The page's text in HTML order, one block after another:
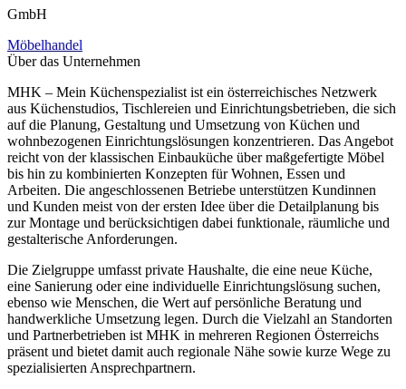
GmbH
Möbelhandel
Über das Unternehmen
MHK – Mein Küchenspezialist ist ein österreichisches Netzwerk
aus Küchenstudios, Tischlereien und Einrichtungsbetrieben, die sich
auf die Planung, Gestaltung und Umsetzung von Küchen und
wohnbezogenen Einrichtungslösungen konzentrieren. Das Angebot
reicht von der klassischen Einbauküche über maßgefertigte Möbel
bis hin zu kombinierten Konzepten für Wohnen, Essen und
Arbeiten. Die angeschlossenen Betriebe unterstützen Kundinnen
und Kunden meist von der ersten Idee über die Detailplanung bis
zur Montage und berücksichtigen dabei funktionale, räumliche und
gestalterische Anforderungen.
Die Zielgruppe umfasst private Haushalte, die eine neue Küche,
eine Sanierung oder eine individuelle Einrichtungslösung suchen,
ebenso wie Menschen, die Wert auf persönliche Beratung und
handwerkliche Umsetzung legen. Durch die Vielzahl an Standorten
und Partnerbetrieben ist MHK in mehreren Regionen Österreichs
präsent und bietet damit auch regionale Nähe sowie kurze Wege zu
spezialisierten Ansprechpartnern.